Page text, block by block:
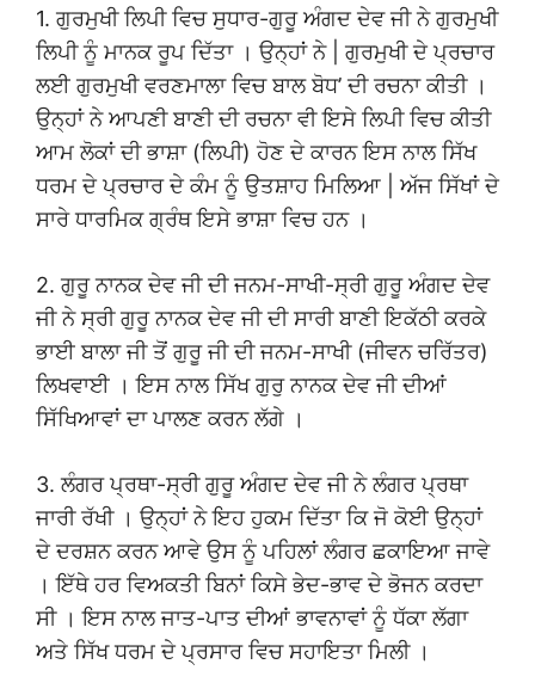
1. ਗੁਰਮੁਖੀ ਲਿਪੀ ਵਿਚ ਸੁਧਾਰ-ਗੁਰੂ ਅੰਗਦ ਦੇਵ ਜੀ ਨੇ ਗੁਰਮੁਖੀ
ਲਿਪੀ ਨੂੰ ਮਾਨਕ ਰੂਪ ਦਿੱਤਾ । ਉਨ੍ਹਾਂ ਨੇ | ਗੁਰਮੁਖੀ ਦੇ ਪ੍ਰਚਾਰ
ਲਈ ਗੁਰਮੁਖੀ ਵਰਣਮਾਲਾ ਵਿਚ ਬਾਲ ਬੋਧ’ ਦੀ ਰਚਨਾ ਕੀਤੀ ।
ਉਨ੍ਹਾਂ ਨੇ ਆਪਣੀ ਬਾਣੀ ਦੀ ਰਚਨਾ ਵੀ ਇਸੇ ਲਿਪੀ ਵਿਚ ਕੀਤੀ
ਆਮ ਲੋਕਾਂ ਦੀ ਭਾਸ਼ਾ (ਲਿਪੀ) ਹੋਣ ਦੇ ਕਾਰਨ ਇਸ ਨਾਲ ਸਿੱਖ
ਧਰਮ ਦੇ ਪ੍ਰਚਾਰ ਦੇ ਕੰਮ ਨੂੰ ਉਤਸ਼ਾਹ ਮਿਲਿਆ | ਅੱਜ ਸਿੱਖਾਂ ਦੇ
ਸਾਰੇ ਧਾਰਮਿਕ ਗ੍ਰੰਥ ਇਸੇ ਭਾਸ਼ਾ ਵਿਚ ਹਨ ।
2. ਗੁਰੂ ਨਾਨਕ ਦੇਵ ਜੀ ਦੀ ਜਨਮ-ਸਾਖੀ-ਸ੍ਰੀ ਗੁਰੂ ਅੰਗਦ ਦੇਵ
ਜੀ ਨੇ ਸ੍ਰੀ ਗੁਰੂ ਨਾਨਕ ਦੇਵ ਜੀ ਦੀ ਸਾਰੀ ਬਾਣੀ ਇਕੱਠੀ ਕਰਕੇ
ਭਾਈ ਬਾਲਾ ਜੀ ਤੋਂ ਗੁਰੂ ਜੀ ਦੀ ਜਨਮ-ਸਾਖੀ (ਜੀਵਨ ਚਰਿੱਤਰ)
ਲਿਖਵਾਈ । ਇਸ ਨਾਲ ਸਿੱਖ ਗੁਰੁ ਨਾਨਕ ਦੇਵ ਜੀ ਦੀਆਂ
ਸਿੱਖਿਆਵਾਂ ਦਾ ਪਾਲਣ ਕਰਨ ਲੱਗੇ ।
3. ਲੰਗਰ ਪ੍ਰਥਾ-ਸ੍ਰੀ ਗੁਰੂ ਅੰਗਦ ਦੇਵ ਜੀ ਨੇ ਲੰਗਰ ਪ੍ਰਥਾ
ਜਾਰੀ ਰੱਖੀ । ਉਨ੍ਹਾਂ ਨੇ ਇਹ ਹੁਕਮ ਦਿੱਤਾ ਕਿ ਜੋ ਕੋਈ ਉਨ੍ਹਾਂ
ਦੇ ਦਰਸ਼ਨ ਕਰਨ ਆਵੇ ਉਸ ਨੂੰ ਪਹਿਲਾਂ ਲੰਗਰ ਛਕਾਇਆ ਜਾਵੇ
। ਇੱਥੇ ਹਰ ਵਿਅਕਤੀ ਬਿਨਾਂ ਕਿਸੇ ਭੇਦ-ਭਾਵ ਦੇ ਭੋਜਨ ਕਰਦਾ
ਸੀ । ਇਸ ਨਾਲ ਜਾਤ-ਪਾਤ ਦੀਆਂ ਭਾਵਨਾਵਾਂ ਨੂੰ ਧੱਕਾ ਲੱਗਾ
ਅਤੇ ਸਿੱਖ ਧਰਮ ਦੇ ਪ੍ਰਸਾਰ ਵਿਚ ਸਹਾਇਤਾ ਮਿਲੀ ।